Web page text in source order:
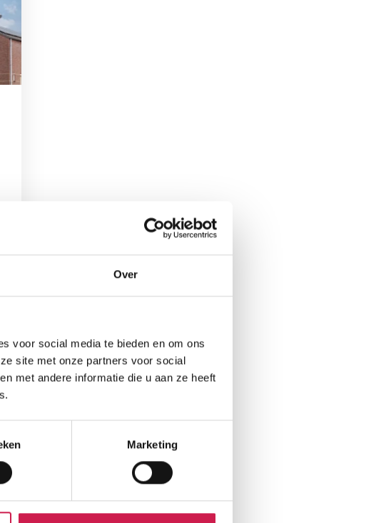
Over
voor social media te bieden en om ons
site met onze partners voor social
met andere informatie die u aan ze heeft
Marketing